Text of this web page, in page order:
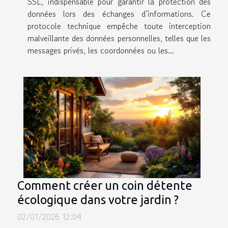
données lors des échanges d’informations. Ce
protocole technique empêche toute interception
malveillante des données personnelles, telles que les
messages privés, les coordonnées ou les...
Comment créer un coin détente
écologique dans votre jardin ?
02/01/2026 12:04